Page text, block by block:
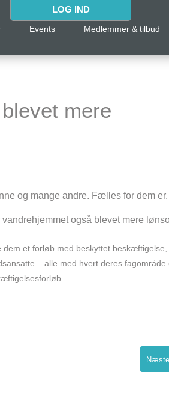
LOG IND
Events Medlemmer & tilbud
mere
og mange andre. Fælles for dem
også blevet mere
et forløb med beskyttet beskæftigelse,
– alle med hvert deres fagområde
Næste